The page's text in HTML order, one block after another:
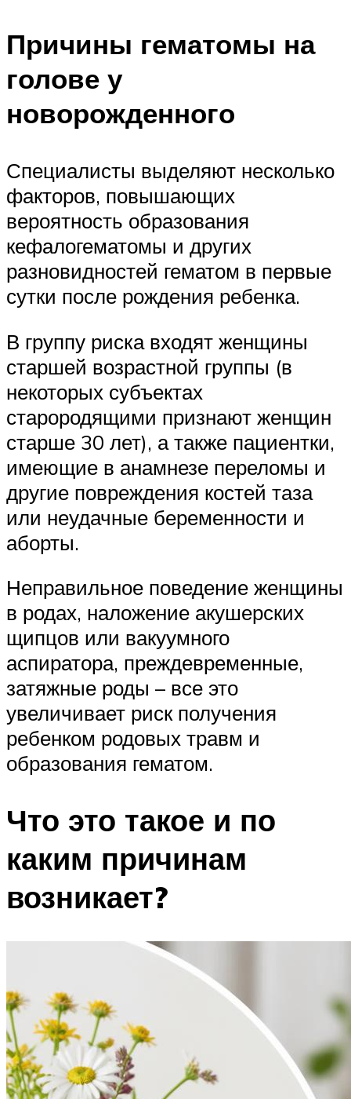
Причины гематомы на
голове у
новорожденного
Специалисты выделяют несколько
факторов, повышающих
вероятность образования
кефалогематомы и других
разновидностей гематом в первые
сутки после рождения ребенка.
В группу риска входят женщины
старшей возрастной группы (в
некоторых субъектах
старородящими признают женщин
старше 30 лет), а также пациентки,
имеющие в анамнезе переломы и
другие повреждения костей таза
или неудачные беременности и
аборты.
Неправильное поведение женщины
в родах, наложение акушерских
щипцов или вакуумного
аспиратора, преждевременные,
затяжные роды – все это
увеличивает риск получения
ребенком родовых травм и
образования гематом.
Что это такое и по
каким причинам
возникает?